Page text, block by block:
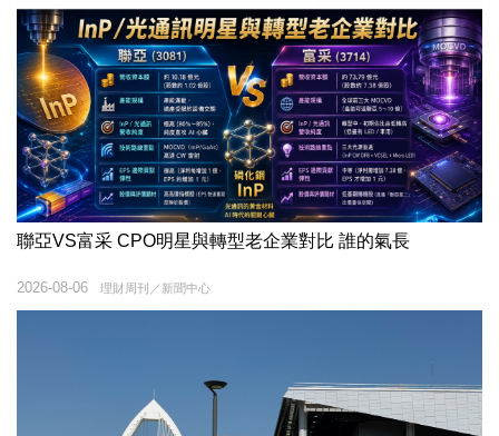
聯亞VS富采 CPO明星與轉型老企業對比 誰的氣長
理財周刊／新聞中心
2026-08-06